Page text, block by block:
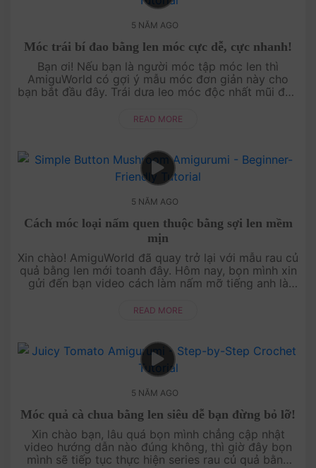
5 NĂM AGO
Móc trái bí đao bằng len móc cực dễ, cực nhanh!
Bạn ơi! Nếu bạn là người móc tập móc len thì
AmiguWorld có gợi ý mẫu móc đơn giản này cho
bạn bắt đầu đây. Trái dưa leo móc độc nhất mũi đơn
READ MORE
5 NĂM AGO
Cách móc loại nấm quen thuộc bằng sợi len mềm
mịn
Xin chào! AmiguWorld đã quay trở lại với mẫu rau củ
quả bằng len mới toanh đây. Hôm nay, bọn mình xin
gửi đến bạn video cách làm nấm mỡ tiếng anh là
READ MORE
5 NĂM AGO
Móc quả cà chua bằng len siêu dễ bạn đừng bỏ lỡ!
Xin chào bạn, lâu quá bọn mình chẳng cập nhật
video hướng dẫn nào đúng không, thì giờ đây bọn
mình sẽ tiếp tục thực hiện series rau củ quả bằng